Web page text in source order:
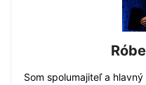
Som spolumajiteľ a